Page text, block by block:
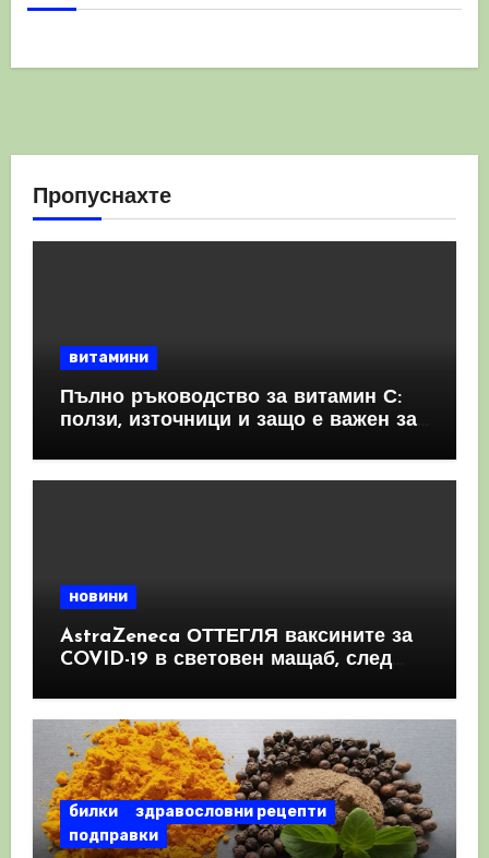
Пропуснахте
витамини
Пълно ръководство за витамин С:
ползи, източници и защо е важен за
новини
AstraZeneca ОТТЕГЛЯ ваксините за
COVID-19 в световен мащаб, след
КРЪВНИ съсиреци
билки
здравословни рецепти
подправки